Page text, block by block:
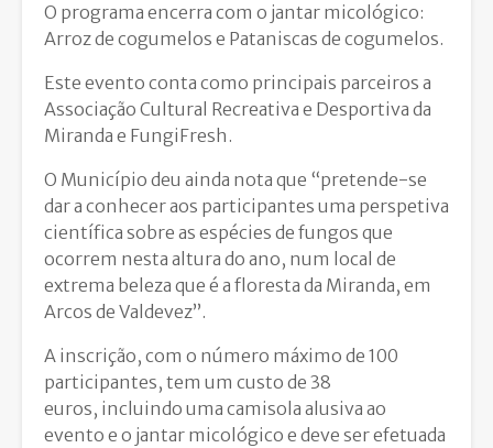
O programa encerra com o jantar micológico:
Arroz de cogumelos e Pataniscas de cogumelos.
Este evento conta como principais parceiros a
Associação Cultural Recreativa e Desportiva da
Miranda e FungiFresh.
O Município deu ainda nota que “pretende-se
dar a conhecer aos participantes uma perspetiva
científica sobre as espécies de fungos que
ocorrem nesta altura do ano, num local de
extrema beleza que é a floresta da Miranda, em
Arcos de Valdevez”.
A inscrição, com o número máximo de 100
participantes, tem um custo de 38
euros, incluindo uma camisola alusiva ao
evento e o jantar micológico e deve ser efetuada